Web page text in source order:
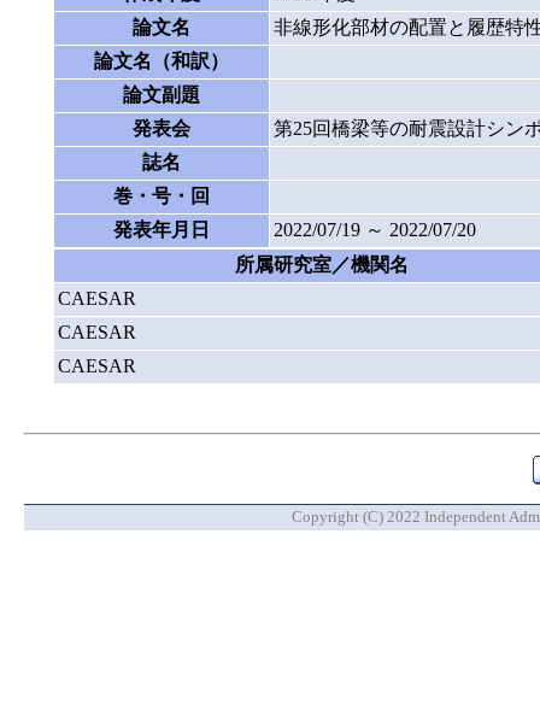
論文名
非線形化部材の配置と履歴特
論文名（和訳）
論文副題
発表会
第25回橋梁等の耐震設計シン
誌名
巻・号・回
発表年月日
2022/07/19 ～ 2022/07/20
所属研究室／機関名
CAESAR
CAESAR
CAESAR
Copyright (C) 2022 Independent